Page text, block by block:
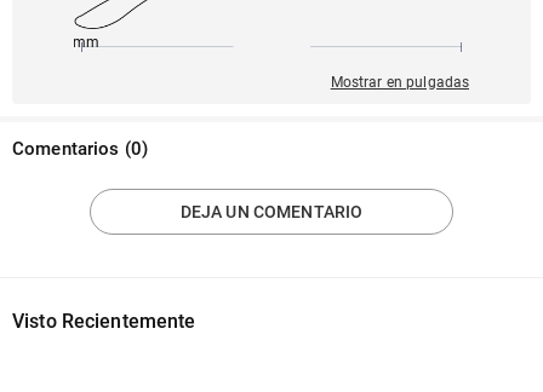
145mm
Mostrar en pulgadas
Comentarios (0)
DEJA UN COMENTARIO
Visto Recientemente